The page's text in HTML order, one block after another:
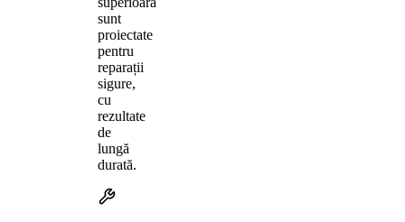
sunt
proiectate
pentru
reparații
sigure,
cu
rezultate
de
lungă
durată.